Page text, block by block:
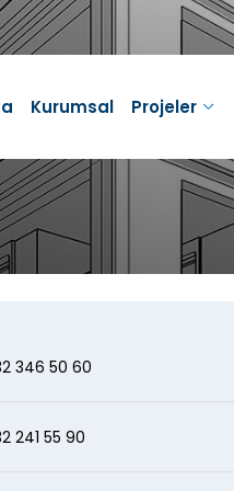
İletişim Hattı
0332 346 50 60
Kurumsal Projeler
346 50 60
241 55 90